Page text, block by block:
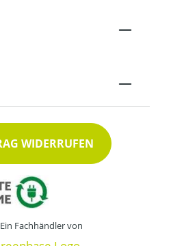
WIDERRUFEN
Ein Fachhändler von